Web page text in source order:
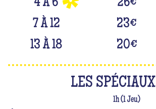
7 À 12
23€
13 À 18
20€
LES SPÉCIAUX
1h (1 Jeu)